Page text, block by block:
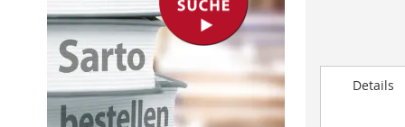
Details